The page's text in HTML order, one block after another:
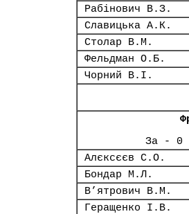
Рабінович В.З.
Славицька А.К.
Столар В.М.
Фельдман О.Б.
Чорний В.І.
За - 0
Алєксєєв С.О.
Бондар М.Л.
В’ятрович В.М.
Геращенко І.В.